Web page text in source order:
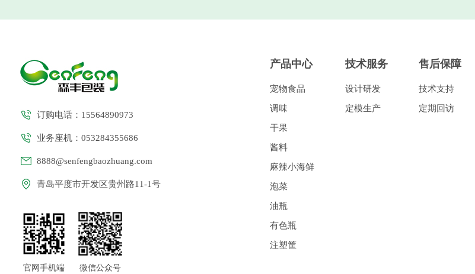
订购电话：15564890973
业务座机：053284355686
8888@senfengbaozhuang.com
青岛平度市开发区贵州路11-1号
官网手机端 微信公众号
产品中心
宠物食品
调味
干果
酱料
麻辣小海鲜
泡菜
油瓶
有色瓶
注塑筐
技术服务
设计研发
定模生产
售后保障
技术支持
定期回访